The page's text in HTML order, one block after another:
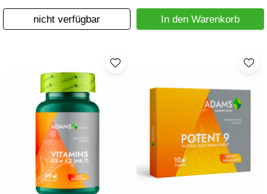
nicht verfügbar In den Warenkorb